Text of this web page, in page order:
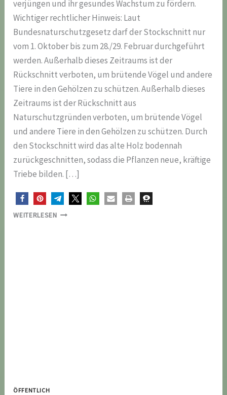
verjüngen und ihr gesundes Wachstum zu fördern.
Wichtiger rechtlicher Hinweis: Laut
Bundesnaturschutzgesetz darf der Stockschnitt nur
vom 1. Oktober bis zum 28./29. Februar durchgeführt
werden. Außerhalb dieses Zeitraums ist der
Rückschnitt verboten, um brütende Vögel und andere
Tiere in den Gehölzen zu schützen. Außerhalb dieses
Zeitraums ist der Rückschnitt aus
Naturschutzgründen verboten, um brütende Vögel
und andere Tiere in den Gehölzen zu schützen. Durch
den Stockschnitt wird das alte Holz bodennah
zurückgeschnitten, sodass die Pflanzen neue, kräftige
Triebe bilden. […]
WEITERLESEN„WENN
ÖFFENTLICH